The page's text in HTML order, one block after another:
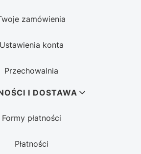
zamówienia
Ustawienia konta
Przechowalnia
I DOSTAWA
Formy płatności
Płatności